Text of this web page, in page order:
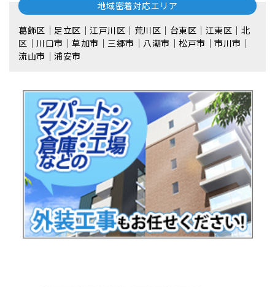
地域密着対応エリア
葛飾区｜足立区｜江戸川区｜荒川区｜台東区｜江東区｜北
区｜川口市｜草加市｜三郷市｜八潮市｜松⼾市｜市川市｜
流⼭市｜浦安市